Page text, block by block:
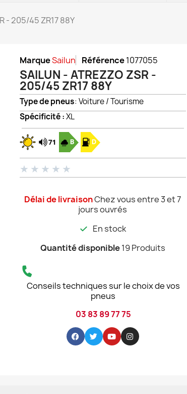
- 205/45 ZR17 88Y
MarqueSailun Référence1077055
SAILUN - ATREZZO ZSR -
205/45 ZR17 88Y
Type de pneus: Voiture / Tourisme
Spécificité :XL
★ ★ ★ ★ ★
Délai de livraisonChez vous entre 3 et 7
jours ouvrés
En stock
Quantité disponible19 Produits
Conseils techniques sur le choix de vos
pneus
03 83 89 77 75